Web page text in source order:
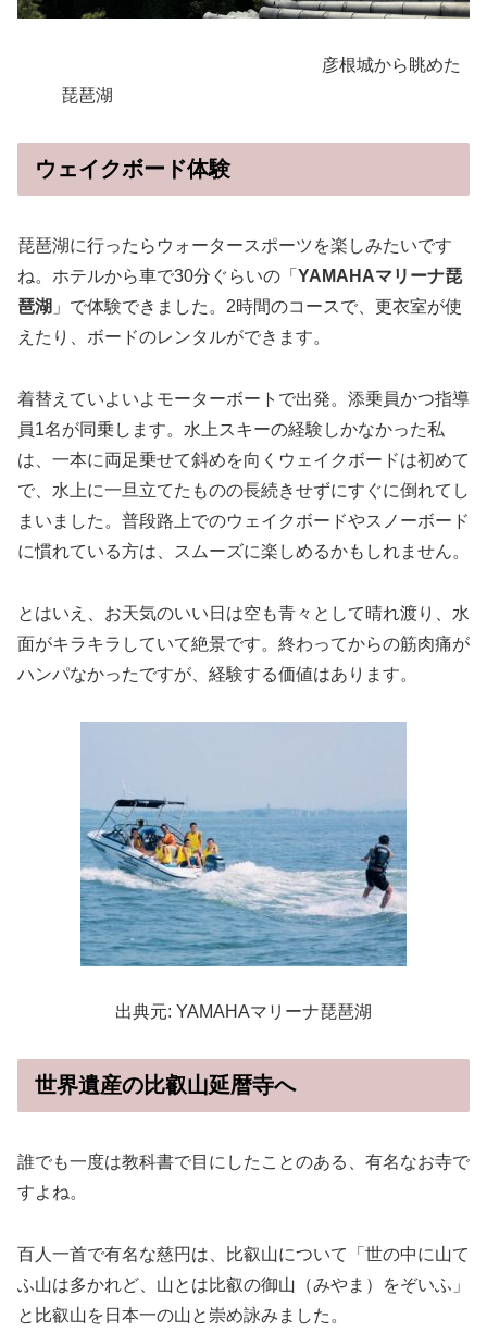
彦根城から眺めた
琵琶湖
ウェイクボード体験
琵琶湖に行ったらウォータースポーツを楽しみたいです
ね。ホテルから車で30分ぐらいの「 YAMAHAマリーナ琵
琶湖 」で体験できました。2時間のコースで、更衣室が使
えたり、ボードのレンタルができます。
着替えていよいよモーターボートで出発。添乗員かつ指導
員1名が同乗します。水上スキーの経験しかなかった私
は、一本に両足乗せて斜めを向くウェイクボードは初めて
で、水上に一旦立てたものの長続きせずにすぐに倒れてし
まいました。普段路上でのウェイクボードやスノーボード
に慣れている方は、スムーズに楽しめるかもしれません。
とはいえ、お天気のいい日は空も青々として晴れ渡り、水
面がキラキラしていて絶景です。終わってからの筋肉痛が
ハンパなかったですが、経験する価値はあります。
出典元: YAMAHAマリーナ琵琶湖
世界遺産の比叡山延暦寺へ
誰でも一度は教科書で目にしたことのある、有名なお寺で
すよね。
百人一首で有名な慈円は、比叡山について「世の中に山て
ふ山は多かれど、山とは比叡の御山（みやま）をぞいふ」
と比叡山を日本一の山と崇め詠みました。